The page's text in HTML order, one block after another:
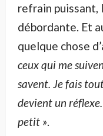
refrain puissant,
débordante. Et
quelque chose
ceux qui me
savent. Je fais
devient un
petit ».